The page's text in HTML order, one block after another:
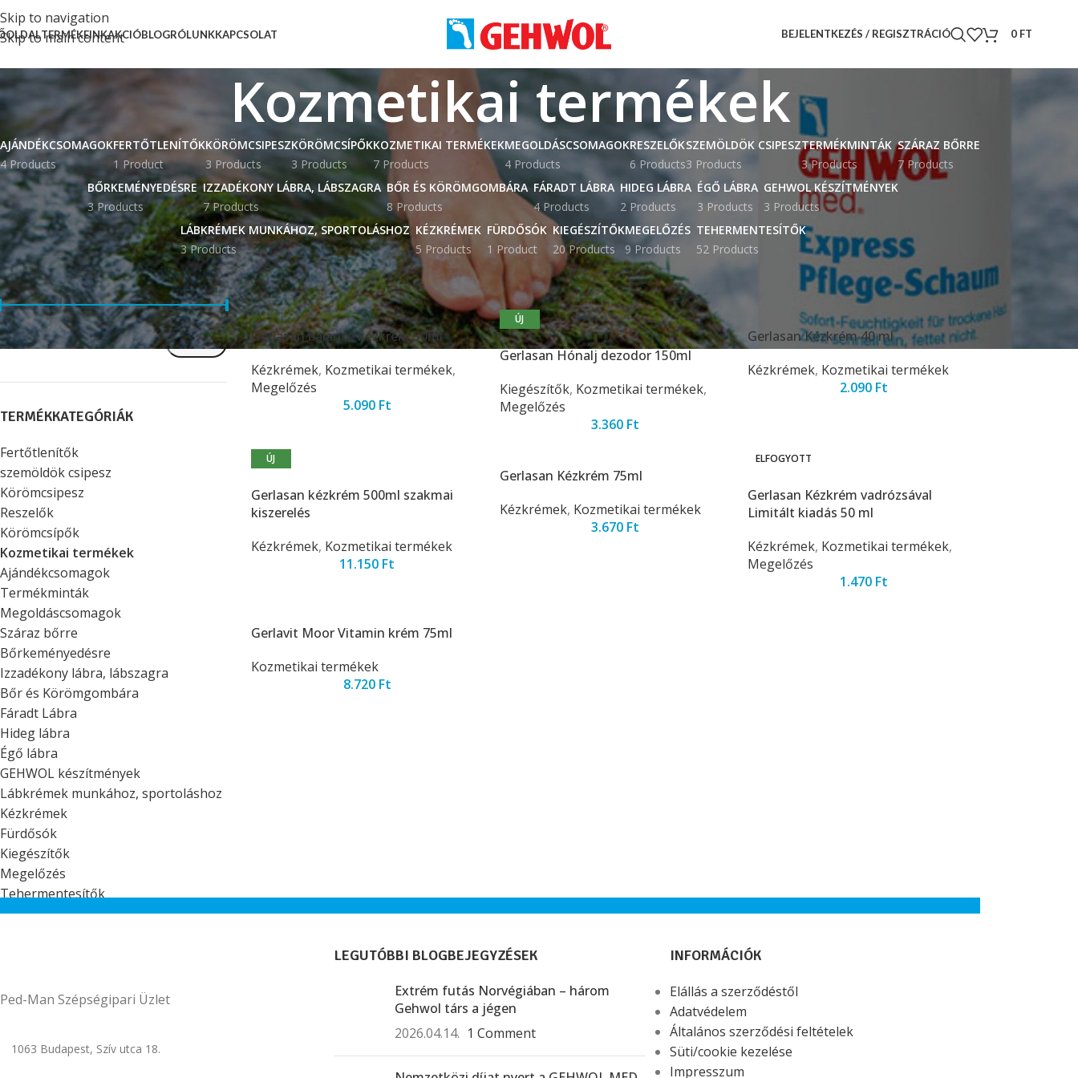
Skip to navigation
Skip to main content
TERMÉKEINKAKCIÓBLOGRÓLUNKKAPCSOLAT BEJELENTKEZÉS / REGISZTRÁCIÓ 0 FT
Kozmetikai termékek
AJÁNDÉKCSOMAGOK
4 Products
FERTŐTLENÍTŐK
1 Product
KÖRÖMCSIPESZ
3 Products
KÖRÖMCSÍPŐK
3 Products
KOZMETIKAI TERMÉKEK
7 Products
MEGOLDÁSCSOMAGOK
4 Products
RESZELŐK
6 Products
SZEMÖLDÖK CSIPESZ
3 Products
TERMÉKMINTÁK
3 Products
SZÁRAZ BŐRRE
7 Products
BŐRKEMÉNYEDÉSRE
3 Products
IZZADÉKONY LÁBRA, LÁBSZAGRA
7 Products
BŐR ÉS KÖRÖMGOMBÁRA
8 Products
FÁRADT LÁBRA
4 Products
HIDEG LÁBRA
2 Products
ÉGŐ LÁBRA
3 Products
GEHWOL KÉSZÍTMÉNYEK
3 Products
LÁBKRÉMEK MUNKÁHOZ, SPORTOLÁSHOZ
3 Products
KÉZKRÉMEK
5 Products
FÜRDŐSÓK
1 Product
KIEGÉSZÍTŐK
20 Products
MEGELŐZÉS
9 Products
TEHERMENTESÍTŐK
52 Products
SZŰRÉS ÁR ALAPJÁN
SZŰRÉS
Ár:1.460 Ft—11.150 Ft
TERMÉKKATEGÓRIÁK
Fertőtlenítők
szemöldök csipesz
Körömcsipesz
Reszelők
Körömcsípők
Kozmetikai termékek
Ajándékcsomagok
Termékminták
Megoldáscsomagok
Száraz bőrre
Bőrkeményedésre
Izzadékony lábra, lábszagra
Bőr és Körömgombára
Fáradt Lábra
Hideg lábra
Égő lábra
GEHWOL készítmények
Lábkrémek munkához, sportoláshoz
Kézkrémek
Fürdősók
Kiegészítők
Megelőzés
Tehermentesítők
Kezdőlap Kozmetikai termékek Mutat 9 12
Gerlasan balance kézkrém 50ml
Kézkrémek, Kozmetikai termékek,
Megelőzés
5.090 Ft
ÚJ
Gerlasan Hónalj dezodor 150ml
Kiegészítők, Kozmetikai termékek,
Megelőzés
3.360 Ft
Gerlasan Kézkrém 40 ml
Kézkrémek, Kozmetikai termékek
2.090 Ft
ÚJ
Gerlasan kézkrém 500ml szakmai
kiszerelés
Kézkrémek, Kozmetikai termékek
11.150 Ft
Gerlasan Kézkrém 75ml
Kézkrémek, Kozmetikai termékek
3.670 Ft
ELFOGYOTT
Gerlasan Kézkrém vadrózsával
Limitált kiadás 50 ml
Kézkrémek, Kozmetikai termékek,
Megelőzés
1.470 Ft
Gerlavit Moor Vitamin krém 75ml
Kozmetikai termékek
8.720 Ft
Ped-Man Szépségipari Üzlet
1063 Budapest, Szív utca 18.
LEGUTÓBBI BLOGBEJEGYZÉSEK
Extrém futás Norvégiában – három
Gehwol társ a jégen
2026.04.14. 1 Comment
INFORMÁCIÓK
Elállás a szerződéstől
Adatvédelem
Általános szerződési feltételek
Süti/cookie kezelése
Impresszum